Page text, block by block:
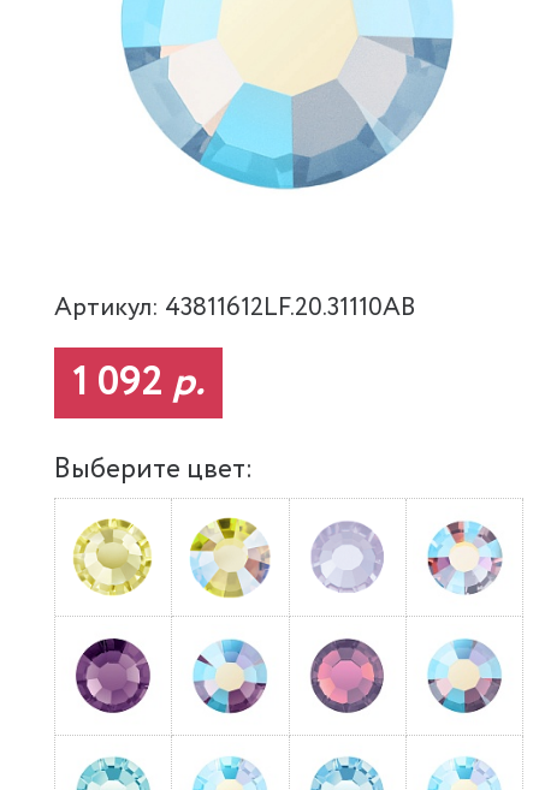
Артикул: 43811612LF.20.31110AB
1 092 р.
Выберите цвет: